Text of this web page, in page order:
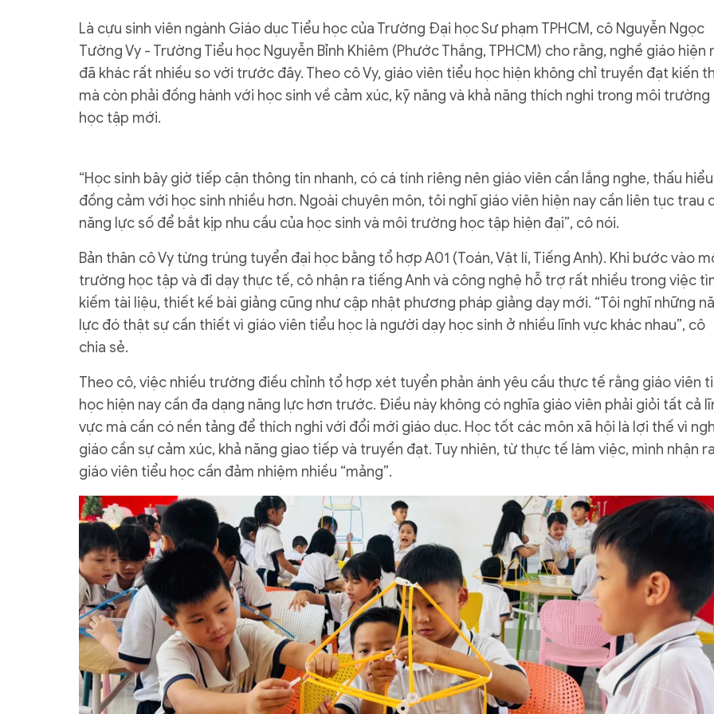
Là cựu sinh viên ngành Giáo dục Tiểu học của Trường Đại học Sư phạm TPHCM, cô Nguyễn Ngọc
Tường Vy - Trường Tiểu học Nguyễn Bỉnh Khiêm (Phước Thắng, TPHCM) cho rằng, nghề giáo hiện
đã khác rất nhiều so với trước đây. Theo cô Vy, giáo viên tiểu học hiện không chỉ truyền đạt kiến
mà còn phải đồng hành với học sinh về cảm xúc, kỹ năng và khả năng thích nghi trong môi trường
học tập mới.
“Học sinh bây giờ tiếp cận thông tin nhanh, có cá tính riêng nên giáo viên cần lắng nghe, thấu
đồng cảm với học sinh nhiều hơn. Ngoài chuyên môn, tôi nghĩ giáo viên hiện nay cần liên tục trau
năng lực số để bắt kịp nhu cầu của học sinh và môi trường học tập hiện đại”, cô nói.
Bản thân cô Vy từng trúng tuyển đại học bằng tổ hợp A01 (Toán, Vật lí, Tiếng Anh). Khi bước vào
trường học tập và đi dạy thực tế, cô nhận ra tiếng Anh và công nghệ hỗ trợ rất nhiều trong việc
kiếm tài liệu, thiết kế bài giảng cũng như cập nhật phương pháp giảng dạy mới. “Tôi nghĩ những
lực đó thật sự cần thiết vì giáo viên tiểu học là người dạy học sinh ở nhiều lĩnh vực khác nhau”, cô
chia sẻ.
Theo cô, việc nhiều trường điều chỉnh tổ hợp xét tuyển phản ánh yêu cầu thực tế rằng giáo viên
học hiện nay cần đa dạng năng lực hơn trước. Điều này không có nghĩa giáo viên phải giỏi tất cả
vực mà cần có nền tảng để thích nghi với đổi mới giáo dục. Học tốt các môn xã hội là lợi thế vì
giáo cần sự cảm xúc, khả năng giao tiếp và truyền đạt. Tuy nhiên, từ thực tế làm việc, mình nhận ra
giáo viên tiểu học cần đảm nhiệm nhiều “mảng”.